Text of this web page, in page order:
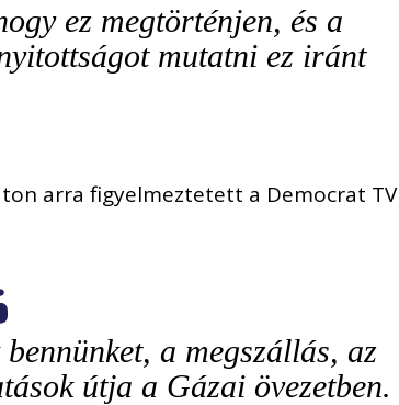
ez megtörténjen, és a
mutatni ez iránt
arra figyelmeztetett a Democrat TV
a megszállás, az
útja a Gázai övezetben.